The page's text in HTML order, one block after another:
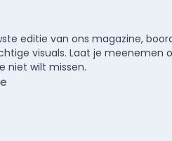
editie van ons magazine,
visuals. Laat je meenemen
niet wilt missen.